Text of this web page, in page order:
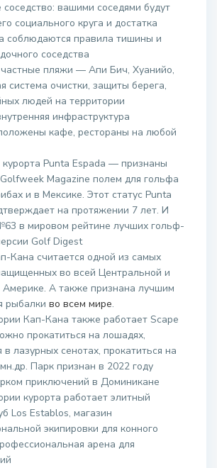
вашими соседями будут
социального круга и достатка
соблюдаются правила тишины и
соседства
пляжи — Апи Бич, Хуанийо,
система очистки, защиты берега,
людей на территории
инфраструктура
кафе, рестораны на любой
курорта Punta Espada — признаны
Magazine полем для гольфа
и в Мексике. Этот статус Punta
на протяжении 7 лет. И
в мировом рейтине лучших гольф-
Golf Digest
Кана считается одной из самых
во всей Центральной и
Америке. А также признана лучшим
рыбалки во всем мире.
Кап-Кана также работает Scape
прокатиться на лошадях,
в лазурных сенотах, прокатиться на
Парк признан в 2022 году
приключений в Доминикане
курорта работает элитный
Los Establos, магазин
экипировки для конного
арена для